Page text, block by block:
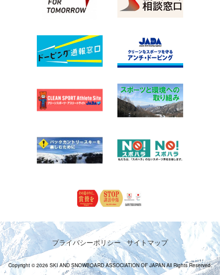
プライバシーポリシー サイトマップ
Copyright © 2026 SKI AND SNOWBOARD ASSOCIATION OF JAPAN All Rights Reserved.